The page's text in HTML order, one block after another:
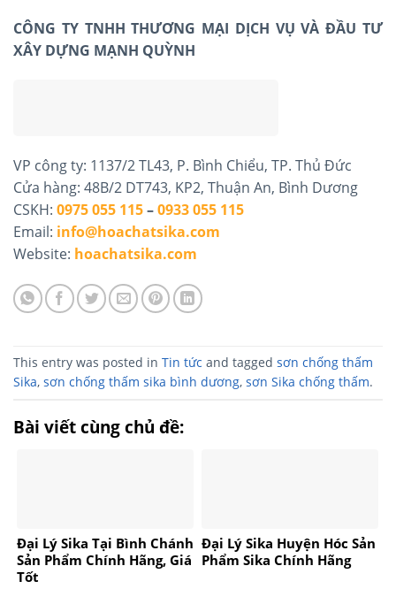
CÔNG TY TNHH THƯƠNG MẠI DỊCH VỤ VÀ ĐẦU TƯ
XÂY DỰNG MẠNH QUỲNH
VP công ty: 1137/2 TL43, P. Bình Chiểu, TP. Thủ Đức
Cửa hàng: 48B/2 DT743, KP2, Thuận An, Bình Dương
CSKH: 0975 055 115–0933 055 115
Email: info@hoachatsika.com
Website: hoachatsika.com
This entry was posted in Tin tức and tagged sơn chống thấm
Sika, sơn chống thấm sika bình dương, sơn Sika chống thấm.
Bài viết cùng chủ đề:
Đại Lý Sika Tại Bình Chánh
Sản Phẩm Chính Hãng, Giá
Tốt
Đại Lý Sika Huyện Hóc Sản
Phẩm Sika Chính Hãng